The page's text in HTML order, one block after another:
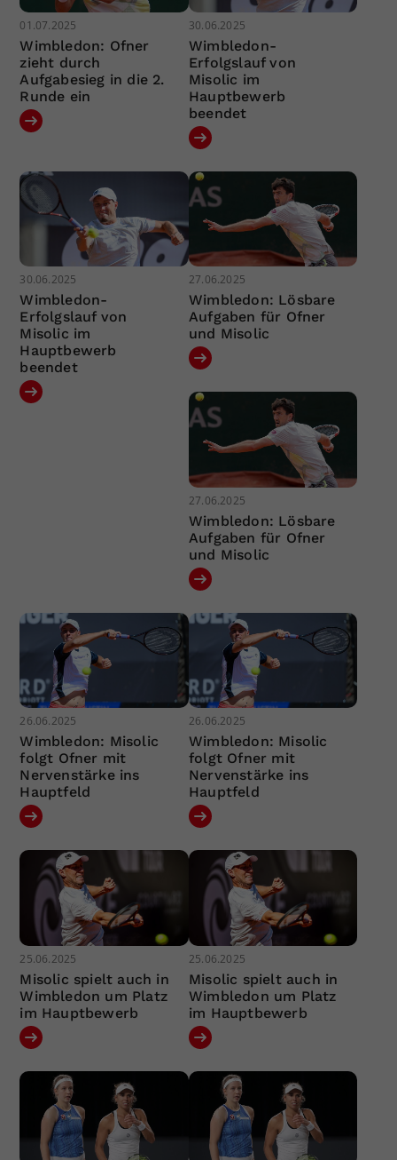
01.07.2025
Wimbledon: Ofner
zieht durch
Aufgabesieg in die 2.
Runde ein
30.06.2025
Wimbledon-
Erfolgslauf von
Misolic im
Hauptbewerb
beendet
30.06.2025
Wimbledon-
Erfolgslauf von
Misolic im
Hauptbewerb
beendet
27.06.2025
Wimbledon: Lösbare
Aufgaben für Ofner
und Misolic
27.06.2025
Wimbledon: Lösbare
Aufgaben für Ofner
und Misolic
26.06.2025
Wimbledon: Misolic
folgt Ofner mit
Nervenstärke ins
Hauptfeld
26.06.2025
Wimbledon: Misolic
folgt Ofner mit
Nervenstärke ins
Hauptfeld
25.06.2025
Misolic spielt auch in
Wimbledon um Platz
im Hauptbewerb
25.06.2025
Misolic spielt auch in
Wimbledon um Platz
im Hauptbewerb